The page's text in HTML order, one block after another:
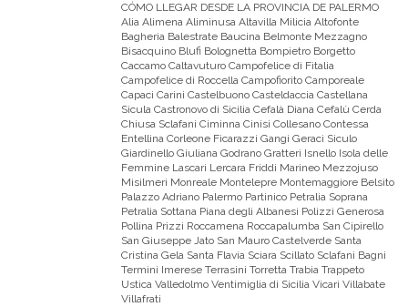
CÓMO LLEGAR DESDE LA PROVINCIA DE PALERMO
Alia Alimena Aliminusa Altavilla Milicia Altofonte
Bagheria Balestrate Baucina Belmonte Mezzagno
Bisacquino Blufi Bolognetta Bompietro Borgetto
Caccamo Caltavuturo Campofelice di Fitalia
Campofelice di Roccella Campofiorito Camporeale
Capaci Carini Castelbuono Casteldaccia Castellana
Sicula Castronovo di Sicilia Cefalà Diana Cefalù Cerda
Chiusa Sclafani Ciminna Cinisi Collesano Contessa
Entellina Corleone Ficarazzi Gangi Geraci Siculo
Giardinello Giuliana Godrano Gratteri Isnello Isola delle
Femmine Lascari Lercara Friddi Marineo Mezzojuso
Misilmeri Monreale Montelepre Montemaggiore Belsito
Palazzo Adriano Palermo Partinico Petralia Soprana
Petralia Sottana Piana degli Albanesi Polizzi Generosa
Pollina Prizzi Roccamena Roccapalumba San Cipirello
San Giuseppe Jato San Mauro Castelverde Santa
Cristina Gela Santa Flavia Sciara Scillato Sclafani Bagni
Termini Imerese Terrasini Torretta Trabia Trappeto
Ustica Valledolmo Ventimiglia di Sicilia Vicari Villabate
Villafrati